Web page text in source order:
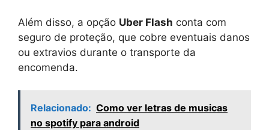
Além disso, a opção Uber Flash conta com
seguro de proteção, que cobre eventuais danos
ou extravios durante o transporte da
encomenda.
Relacionado: Como ver letras de musicas
no spotify para android